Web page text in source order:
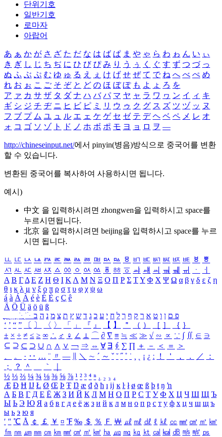
단위기호
일반기호
로마자
아랍어
あ ぁ か が さ ざ た だ な は ば ぱ ま や ゃ ら わ ゎ ん い ぃ
き ぎ し じ ち ぢ に ひ び ぴ み り う ぅ く ぐ す ず つ づ っ
ぬ ふ ぶ ぷ む ゆ ゅ る え ぇ け げ せ ぜ て で ね へ べ ぺ め
れ お ぉ こ ご そ ぞ と ど の ほ ぼ ぽ も よ ょ ろ を
ア ァ カ サ ザ タ ダ ナ ハ バ パ マ ヤ ャ ラ ワ ヮ ン イ ィ キ
ギ シ ジ チ ヂ ニ ヒ ビ ピ ミ リ ウ ゥ ク グ ス ズ ツ ヅ ッ ヌ
フ ブ プ ム ユ ュ ル エ ェ ケ ゲ セ ゼ テ デ ヘ ベ ペ メ レ オ
ォ コ ゴ ソ ゾ ト ド ノ ホ ボ ポ モ ヨ ョ ロ ヲ ―
http://chineseinput.net/에서 pinyin(병음)방식으로 중국어를 변환
할 수 있습니다.
변환된 중국어를 복사하여 사용하시면 됩니다.
예시)
中文 을 입력하시려면 zhongwen을 입력하시고 space를
누르시면됩니다.
北京 을 입력하시려면 beijing을 입력하시고 space를 누르
시면 됩니다.
ㅥ ㅦ ㅧ ㅨ ㅩ ㅪ ㅫ ㅬ ㅭ ㅮ ㅯ ㅰ ㅱ ㅲ ㅳ ㅴ ㅵ ㅶ ㅷ ㅸ
ㅹ
ㅺ ㅻ ㅼ ㅽ ㅾ ㅿ ㆀ ㆁ ㆂ ㆃ ㆄ ㆅ ㆆ ㆇ ㆈ ㆉ ㆊ ㆋ ㆌ ㆍ
ㆎ
Α Β ΓΔ Ε Ζ Η Θ Ι ΚΛ Μ Ν Ξ Ο Π Ρ Σ ΤΥ Φ Χ Ψ Ω α β γ δ ε ζ η
θ ι κ λ μ ν ξ ο π ρ σ τ υ φ χ ψ ω
á à Á À é è É È ç Ç ê
Ä Ö Ü ä ö ü ß
ִֶֹ ֻּ ׁׂ פ ם ן ו ט א ר ק ף ך ל ח י ע כ ג ד ש ץ ת צ מ נ ה ב
‘ ’ “ ” 〔 〕 〈 〉 「 」 『 』 【 】 ＂ （ ） ［ ］ ｛ ｝
± × ÷ ≠ ≤ ≥ ∞ ∴ ♂ ♀ ∠ ⊥ ⌒ ∂ ∇ ≡ ≒ ≪ ≫ √ ∽ ∝ ∵ ∫ ∬ ∈ ∋
⊆ ⊇ ⊂ ⊃ ∪ ∩ ∧ ∨ ￢ ⇒ ⇔ ∀ ∃ ∮ ∑ ∏ ＋ － ＜ ＝
＞
、
。 · ‥ … ¨ 〃 ― ＼ ∼ ´ ～ ˇ ˘ ˝ ˚ ˙ ¸ ¡ ¿ ː ！ ＇ ， ． ／
：
；
？ ＾ ｀
½ ⅓ ⅔ ¼ ¾ ⅛ ⅜ ⅝ ⅞ ¹ ² ³ ⁴ ⁿ ₁ ₂ ₃ ₄
Æ Ð Ħ Ĳ Ł Ø Œ Þ Ŧ Ŋ æ đ ð ħ ı ĳ ĸ ŀ ł ø œ ß þ ŧ ŋ ŉ
А Б В Г Д Е Ё Ж З И Й К Л М Н О П Р С Т У Ф Х Ц Ч Ш Щ Ъ
Ы Ь Э Ю Я а б в г д е ё ж з и й к л м н о п р с т у ф х ц ч ш щ ъ
ы ь э ю я
′ ″ ℃ Å ￠ ￡ ￥ ¤ ℉ ‰ ＄ ％ Ｆ ￦ ㎕ ㎖ ㎗ ℓ ㎘ ㏄ ㎣ ㎤ ㎥ ㎦
㎙ ㎚ ㎛ ㎜ ㎝ ㎞ ㎟ ㎠ ㎡ ㎢ ㏊ ㎍ ㎎ ㎏ ㏏ ㎈ ㎉ ㏈ ㎧ ㎨ ㎰